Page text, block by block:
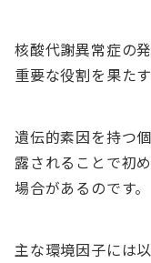
核酸代謝異常症の
重要な役割を果た
遺伝的素因を持つ
露されることで初
場合があるのです。
主な環境因子には